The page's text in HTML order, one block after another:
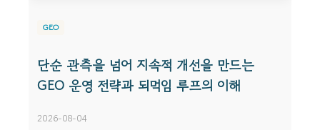
GEO
단순 관측을 넘어 지속적 개선을 만드는
GEO 운영 전략과 되먹임 루프의 이해
2026-08-04